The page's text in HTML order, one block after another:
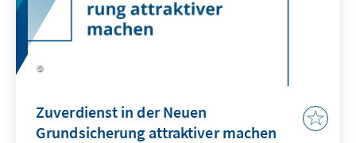
Beschäftigung durch die falschen Signale der
Steuerklassen entfallen.
Zuverdienst in der Neuen
Grundsicherung attraktiver machen